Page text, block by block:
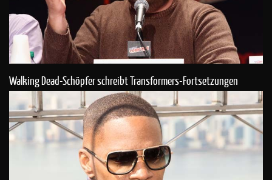
Walking Dead-Schöpfer schreibt Transformers-Fortsetzungen